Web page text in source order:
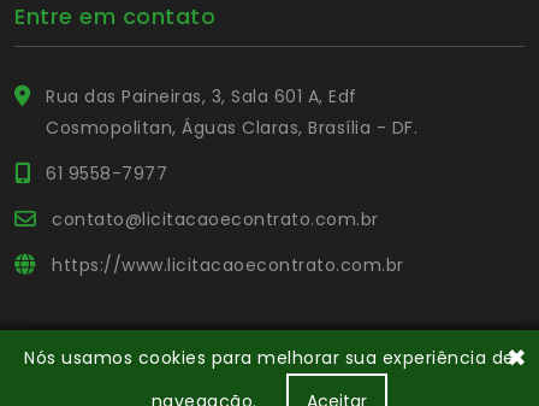
Entre em contato
Rua das Paineiras, 3, Sala 601 A, Edf
Cosmopolitan, Águas Claras, Brasília - DF.
61 9558-7977
contato@licitacaoecontrato.com.br
https://www.licitacaoecontrato.com.br
© Copyright Portal L&C. Todos os direitos reservados.
Nós usamos cookies para melhorar sua experiência de
navegação.
Aceitar
✖